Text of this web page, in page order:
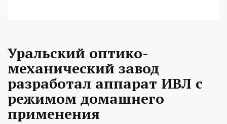
Уральский оптико-
механический завод
разработал аппарат ИВЛ с
режимом домашнего
применения